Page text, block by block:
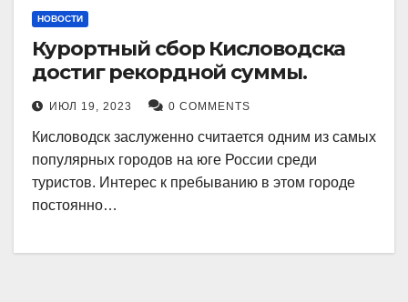
НОВОСТИ
Курортный сбор Кисловодска
достиг рекордной суммы.
ИЮЛ 19, 2023 0 COMMENTS
Кисловодск заслуженно считается одним из самых
популярных городов на юге России среди
туристов. Интерес к пребыванию в этом городе
постоянно…